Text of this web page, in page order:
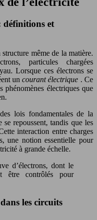
définitions et
même de la matière.
particules chargées
Lorsque ces électrons se
uncourant électrique . Ce
phénomènes électriques que
lois fondamentales de la
repoussent, tandis que les
interaction entre charges
une notion essentielle pour
à grande échelle.
être contrôlés pour
les circuits